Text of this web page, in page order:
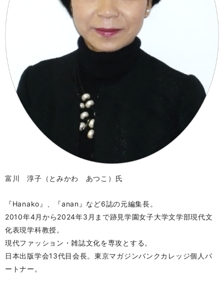
富川 淳子 （とみかわ あつこ） 氏
『Hanako』、『anan』など6誌の元編集長。
2010年4月から2024年3月まで跡見学園女子大学文学部現代文
化表現学科教授。
現代ファッション・雑誌文化を専攻とする。
日本出版学会13代目会長。東京マガジンバンクカレッジ個人パ
ートナー。